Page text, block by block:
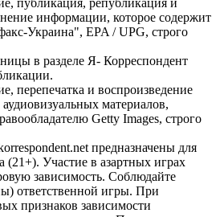
информации, которое содержит
Украина", EPA / UPG, строго
в разделе Я- Корреспондент
перепечатка и воспроизведение
материалов,
Getty Images, строго
предназначены для
(21+). Участие в азартных играх
зависимость. Соблюдайте
ответственной игры. При
признаков зависимости